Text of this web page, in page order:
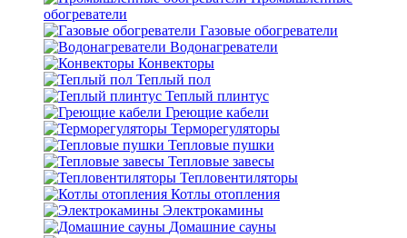
обогреватели
Газовые обогреватели
Водонагреватели
Конвекторы
Теплый пол
Теплый плинтус
Греющие кабели
Терморегуляторы
Тепловые пушки
Тепловые завесы
Тепловентиляторы
Котлы отопления
Электрокамины
Домашние сауны